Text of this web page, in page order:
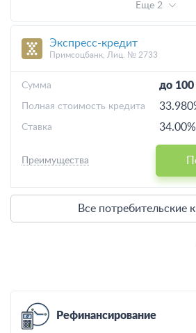
Еще 2
Экспресс-кредит
Примсоцбанк, Лиц. № 2733
до
Cумма
Полная стоимость кредита
34.00%
Ставка
Преимущества
Все потребительские
Рефинансирование